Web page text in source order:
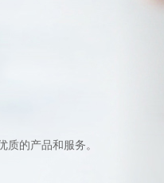
的产品和服务。